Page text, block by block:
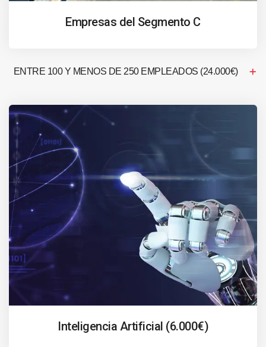
Empresas del Segmento C
ENTRE 100 Y MENOS DE 250 EMPLEADOS (24.000€)
Inteligencia Artificial (6.000€)